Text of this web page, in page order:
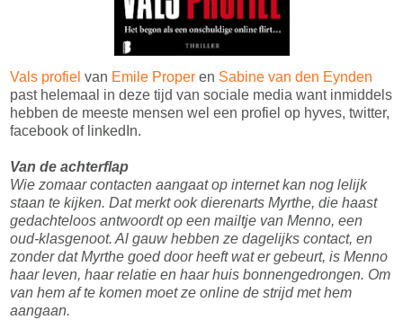
Vals profiel van Emile Proper en Sabine van den Eynden
past helemaal in deze tijd van sociale media want inmiddels
hebben de meeste mensen wel een profiel op hyves, twitter,
facebook of linkedIn.
Van de achterflap
Wie zomaar contacten aangaat op internet kan nog lelijk
staan te kijken. Dat merkt ook dierenarts Myrthe, die haast
gedachteloos antwoordt op een mailtje van Menno, een
oud-klasgenoot. Al gauw hebben ze dagelijks contact, en
zonder dat Myrthe goed door heeft wat er gebeurt, is Menno
haar leven, haar relatie en haar huis bonnengedrongen. Om
van hem af te komen moet ze online de strijd met hem
aangaan.